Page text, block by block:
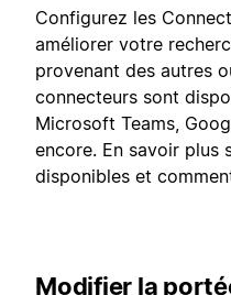
Configurez les
améliorer votre
provenant des autres
connecteurs sont
Microsoft Teams,
encore. En savoir plus
disponibles et
Modifier la